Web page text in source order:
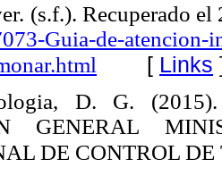
(s.f.). Recuperado
Guia-de-
[ Links
D. G.
GENERAL
DE CONTROL DE